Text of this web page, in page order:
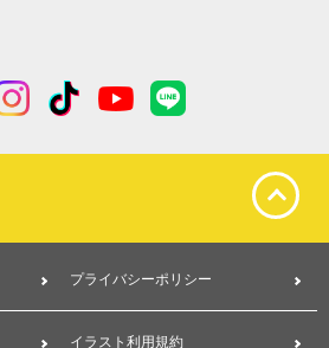
プライバシーポリシー
イラスト利用規約